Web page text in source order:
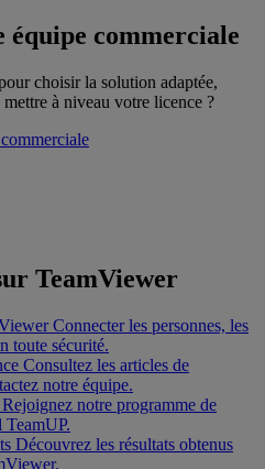
équipe commerciale
choisir la solution adaptée,
à niveau votre licence ?
TeamViewer
Connecter les personnes, les
toute sécurité.
Consultez les articles de
notre équipe.
Rejoignez notre programme de
TeamUP.
Découvrez les résultats obtenus